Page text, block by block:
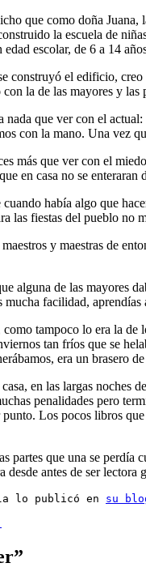
que como doña
la escuela de
escolar, de 6 a 14
construyó el edificio,
la de las mayores y
nada que ver con el
con la mano. Una vez
más que ver con el
en casa no se
había algo que
las fiestas del pueblo no
y maestras de
alguna de las mayores
facilidad, aprendías
tampoco lo era la
tan fríos que se
era un brasero
en las largas
penalidades pero
Los pocos libros
partes que una se
desde antes de ser
lo publicó en su
”